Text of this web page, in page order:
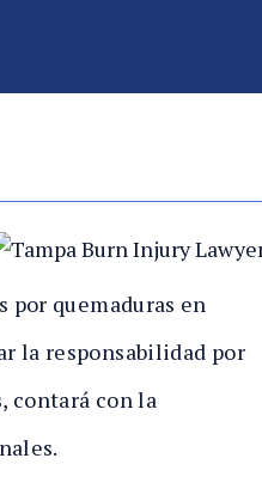
por quemaduras en
la responsabilidad por
contará con la